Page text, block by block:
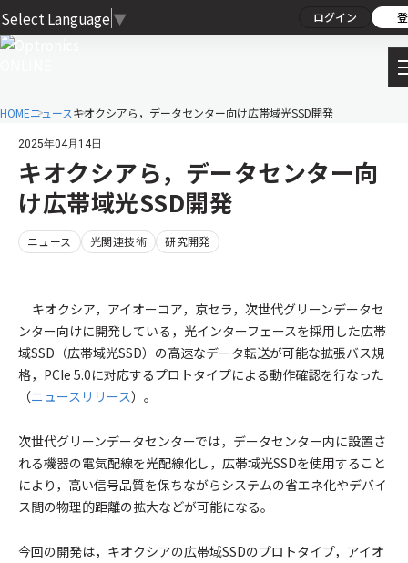
Select Language ▼ ログイン
HOMEニュースキオクシアら，データセンター向け広帯域光SSD開発
2025年04月14日
キオクシアら，データセンター向
け広帯域光SSD開発
ニュース 光関連技術 研究開発
キオクシア，アイオーコア，京セラ，次世代グリーンデータセ
ンター向けに開発している，光インターフェースを採用した広帯
域SSD（広帯域光SSD）の高速なデータ転送が可能な拡張バス規
格，PCIe 5.0に対応するプロトタイプによる動作確認を行なった
（ニュースリリース）。
次世代グリーンデータセンターでは，データセンター内に設置さ
れる機器の電気配線を光配線化し，広帯域光SSDを使用すること
により，高い信号品質を保ちながらシステムの省エネ化やデバイ
ス間の物理的距離の拡大などが可能になる。
今回の開発は，キオクシアの広帯域SSDのプロトタイプ，アイオ